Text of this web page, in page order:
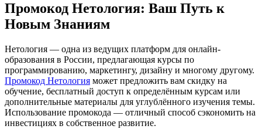
Промокод Нетология: Ваш Путь к
Новым Знаниям
Нетология — одна из ведущих платформ для онлайн-
образования в России, предлагающая курсы по
программированию, маркетингу, дизайну и многому другому.
Промокод Нетология может предложить вам скидку на
обучение, бесплатный доступ к определённым курсам или
дополнительные материалы для углублённого изучения темы.
Использование промокода — отличный способ сэкономить на
инвестициях в собственное развитие.